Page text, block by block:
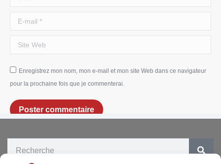
E-mail *
Site Web
Enregistrez mon nom, mon e-mail et mon site Web dans ce navigateur
pour la prochaine fois que je commenterai.
Poster commentaire